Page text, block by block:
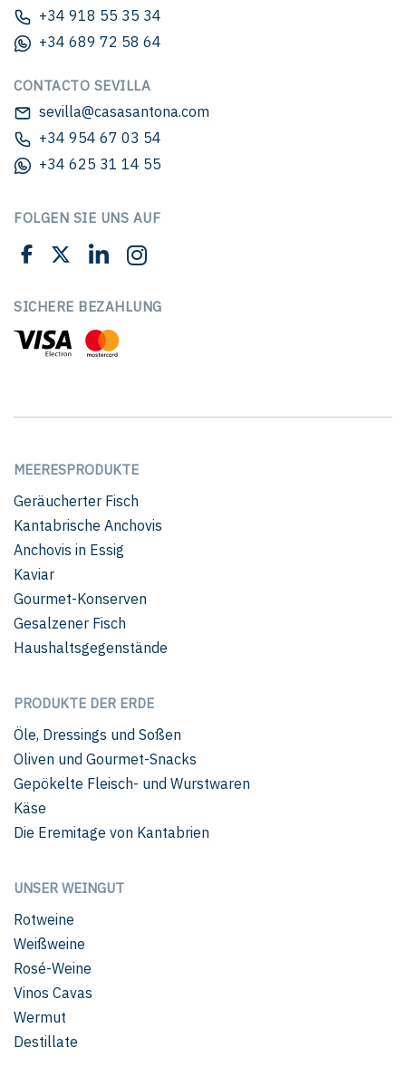
+34 918 55 35 34
+34 689 72 58 64
CONTACTO SEVILLA
sevilla@casasantona.com
+34 954 67 03 54
+34 625 31 14 55
FOLGEN SIE UNS AUF
SICHERE BEZAHLUNG
MEERESPRODUKTE
Geräucherter Fisch
Kantabrische Anchovis
Anchovis in Essig
Kaviar
Gourmet-Konserven
Gesalzener Fisch
Haushaltsgegenstände
PRODUKTE DER ERDE
Öle, Dressings und Soßen
Oliven und Gourmet-Snacks
Gepökelte Fleisch- und Wurstwaren
Käse
Die Eremitage von Kantabrien
UNSER WEINGUT
Rotweine
Weißweine
Rosé-Weine
Vinos Cavas
Wermut
Destillate